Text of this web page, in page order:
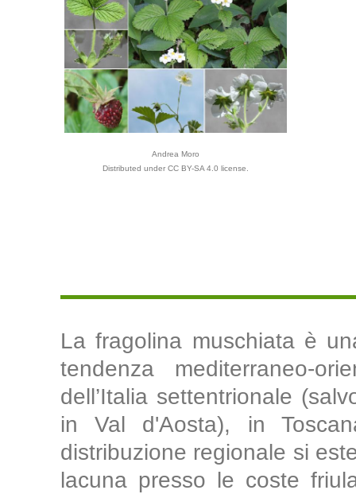
Andrea Moro
Distributed under CC BY-SA 4.0 license.
La fragolina muschiata è
tendenza mediterraneo-
dell’Italia settentrionale
in Val d'Aosta), in
distribuzione regionale si
lacuna presso le coste